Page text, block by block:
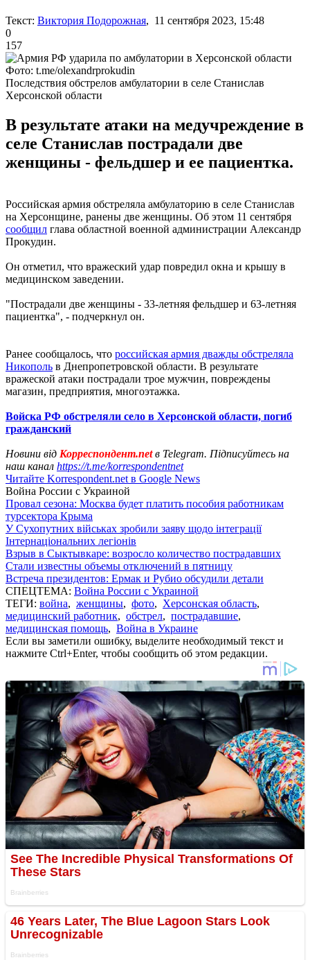
Текст: Виктория Подорожная, 11 сентября 2023, 15:48
0
157
Фото: t.me/olexandrprokudin
Последствия обстрелов амбулатории в селе Станислав
Херсонской области
В результате атаки на медучреждение в
селе Станислав пострадали две
женщины - фельдшер и ее пациентка.
Российская армия обстреляла амбулаторию в селе Станислав
на Херсонщине, ранены две женщины. Об этом 11 сентября
сообщил глава областной военной администрации Александр
Прокудин.
Он отметил, что вражеский удар повредил окна и крышу в
медицинском заведении.
"Пострадали две женщины - 33-летняя фельдшер и 63-летняя
пациентка", - подчеркнул он.
Ранее сообщалось, что российская армия дважды обстреляла
Никополь в Днепропетровской области. В результате
вражеской атаки пострадали трое мужчин, повреждены
магазин, предприятия, многоэтажка.
Войска РФ обстреляли село в Херсонской области, погиб
гражданский
Новини від Корреспондент.netв Telegram. Підписуйтесь на
наш канал https://t.me/korrespondentnet
Читайте Korrespondent.net в Google News
Война России с Украиной
Провал сезона: Москва будет платить пособия работникам
турсектора Крыма
У Сухопутних військах зробили заяву щодо інтеграції
Інтернаціональних легіонів
Взрыв в Сыктывкаре: возросло количество пострадавших
Стали известны объемы отключений в пятницу
Встреча президентов: Ермак и Рубио обсудили детали
СПЕЦТЕМА: Война России с Украиной
ТЕГИ: война, женщины, фото, Херсонская область,
медицинский работник, обстрел, пострадавшие,
медицинская помощь, Война в Украине
Если вы заметили ошибку, выделите необходимый текст и
нажмите Ctrl+Enter, чтобы сообщить об этом редакции.